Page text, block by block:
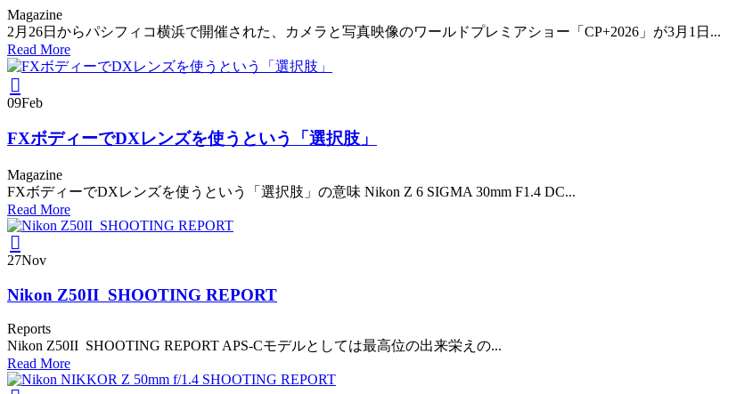
Magazine
2月26日からパシフィコ横浜で開催された、カメラと写真映像のワールドプレミアショー「CP+2026」が3月1日...
Read More
09Feb
FXボディーでDXレンズを使うという「選択肢」
Magazine
FXボディーでDXレンズを使うという「選択肢」の意味 Nikon Z 6 SIGMA 30mm F1.4 DC...
Read More
27Nov
Nikon Z50II SHOOTING REPORT
Reports
Nikon Z50II SHOOTING REPORT APS-Cモデルとしては最高位の出来栄えの...
Read More